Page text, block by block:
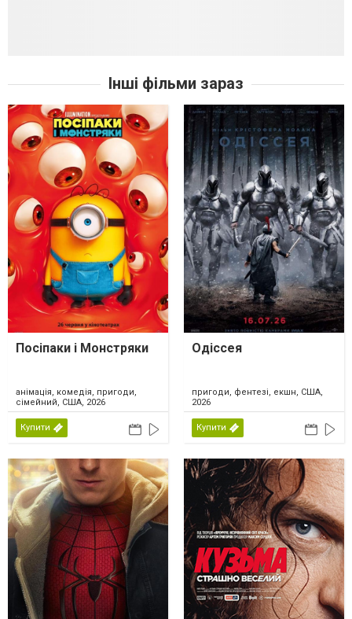
Інші фільми зараз
Посіпаки і Монстряки
анімація, комедія, пригоди,
сімейний, США, 2026
Купити
Одіссея
пригоди, фентезі, екшн, США,
2026
Купити